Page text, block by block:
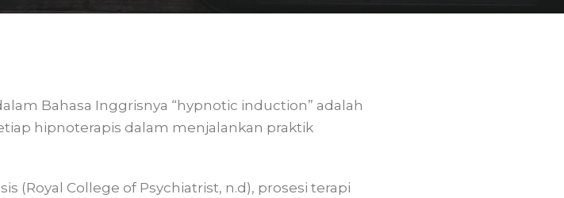
Bahasa Inggrisnya “hypnotic induction” adalah
hipnoterapis dalam menjalankan praktik
(Royal College of Psychiatrist, n.d), prosesi terapi